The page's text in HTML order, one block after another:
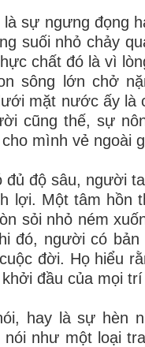
sự ngưng đọng
suối nhỏ chảy
chất đó là vì
sông lớn chở
mặt nước ấy là
cũng thế, sự
mình vẻ ngoài
độ sâu, người
lợi. Một tâm hồn
sỏi nhỏ ném
đó, người có
đời. Họ hiểu
đầu của mọi trí
hay là sự hèn
như một loại